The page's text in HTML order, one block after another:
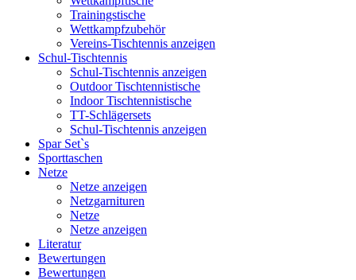
Trainingstische
Wettkampfzubehör
Vereins-Tischtennis anzeigen
Schul-Tischtennis
Schul-Tischtennis anzeigen
Outdoor Tischtennistische
Indoor Tischtennistische
TT-Schlägersets
Schul-Tischtennis anzeigen
Spar Set`s
Sporttaschen
Netze
Netze anzeigen
Netzgarnituren
Netze
Netze anzeigen
Literatur
Bewertungen
Bewertungen